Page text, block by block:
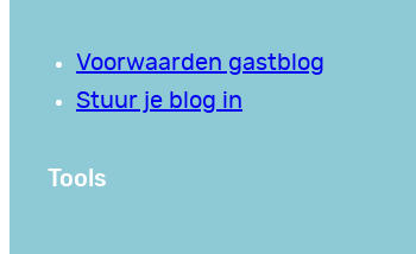
Voorwaarden gastblog
Stuur je blog in
Tools